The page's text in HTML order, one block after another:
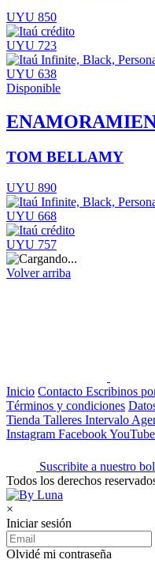
UYU 850
UYU 723
UYU 638
Disponible
TOM BELLAMY
UYU 890
UYU 668
UYU 757
Volver arriba
Inicio Contacto Escribinos
Términos y condiciones
Tienda Talleres Intervalo
Instagram FacebookYouTube
Suscribite a nuestro
Todos los derechos
×
Iniciar sesión
Olvidé mi contraseña